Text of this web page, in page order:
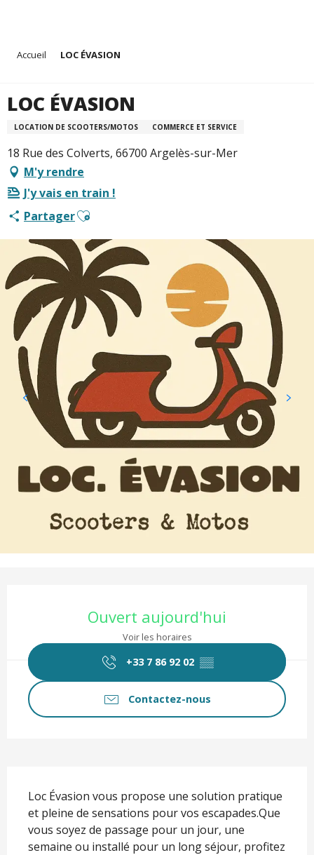
principal
Accueil LOC ÉVASION
LOC ÉVASION
LOCATION DE SCOOTERS/MOTOS COMMERCE ET SERVICE
18 Rue des Colverts, 66700 Argelès-sur-Mer
M'y rendre
J'y vais en train !
PartagerAjouter aux favoris
Ouvert aujourd'hui
Voir les horaires
+33 7 86 92 02 ▒▒
Contactez-nous
Loc Évasion vous propose une solution pratique
et pleine de sensations pour vos escapades.Que
vous soyez de passage pour un jour, une
semaine ou installé pour un long séjour, profitez